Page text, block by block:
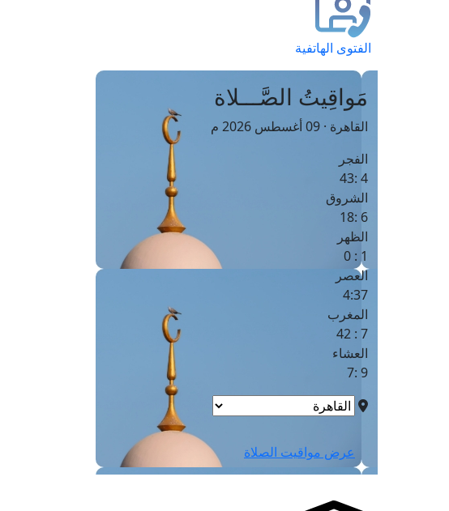
الفتوى الهاتفية
مَواقِيتُ الصَّـــلاة
القاهرة · 09 أغسطس 2026 م
الفجر
4 :43
الشروق
6 :18
الظهر
1 : 0
العصر
4:37
المغرب
7 : 42
العشاء
9 :7
عرض مواقيت الصلاة